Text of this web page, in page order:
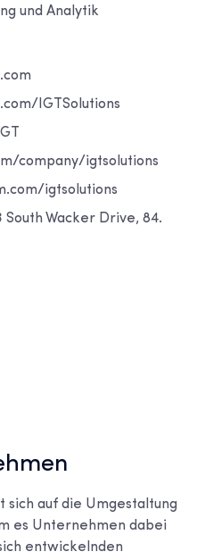
und Analytik
IGTSolutions
company/igtsolutions
igtsolutions
South Wacker Drive, 84.
sich auf die Umgestaltung
es Unternehmen dabei
entwickelnden